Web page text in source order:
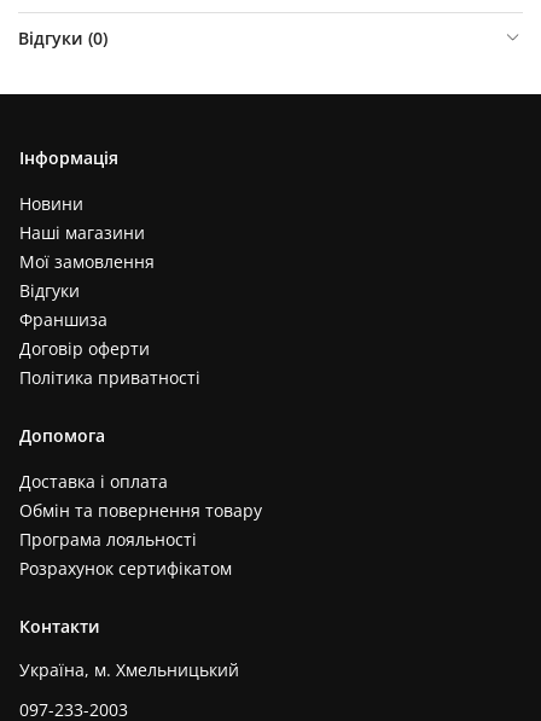
Відгуки (0)
Інформація
Новини
Наші магазини
Мої замовлення
Відгуки
Франшиза
Договір оферти
Політика приватності
Допомога
Доставка і оплата
Обмін та повернення товару
Програма лояльності
Розрахунок сертифікатом
Контакти
Україна, м. Хмельницький
097-233-2003